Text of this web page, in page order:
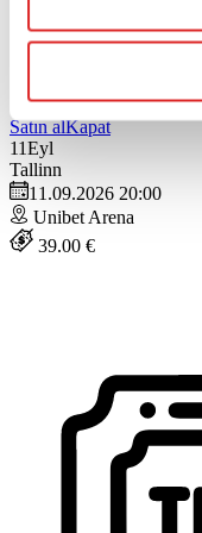
Satın alKapat
11Eyl
Tallinn
11.09.2026 20:00
Unibet Arena
39.00 €